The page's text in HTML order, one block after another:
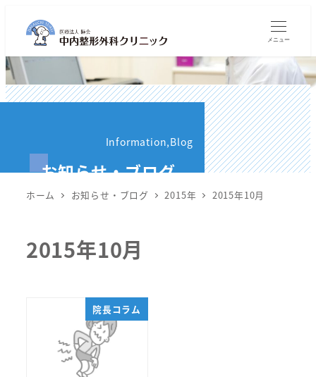
ン
コ
ン
へ
メニュー
Information,Blog
お知らせ・ブログ
ホーム お知らせ・ブログ 2015年 2015年10月
2015年10月
院長コラム